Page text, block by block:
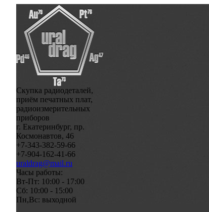
Скупка радиодеталей,
приём печатных плат,
радиоизмерительных
приборов
г. Екатеринбург, пр.
Космонавтов, 46
+7-343-382-59-66
+7-904-162-41-66
uraldrag@mail.ru
Часы работы:
Вт-Пт: 10:00 - 17:00
Сб: 10:00 - 15:00
Пн,Вс: выходной